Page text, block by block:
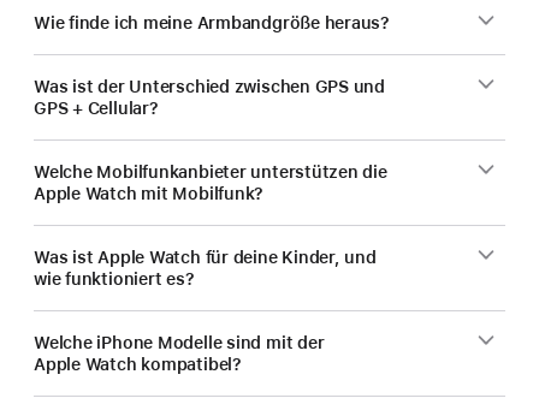
Wie finde ich meine Armbandgröße heraus?
Was ist der Unterschied zwischen GPS und
GPS + Cellular?
Welche Mobilfunk­anbieter unterstützen die
Apple Watch mit Mobilfunk?
Was ist Apple Watch für deine Kinder, und
wie funktioniert es?
Welche iPhone Modelle sind mit der
Apple Watch kompatibel?